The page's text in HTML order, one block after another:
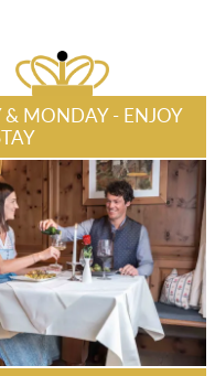
MONDAY - ENJOY